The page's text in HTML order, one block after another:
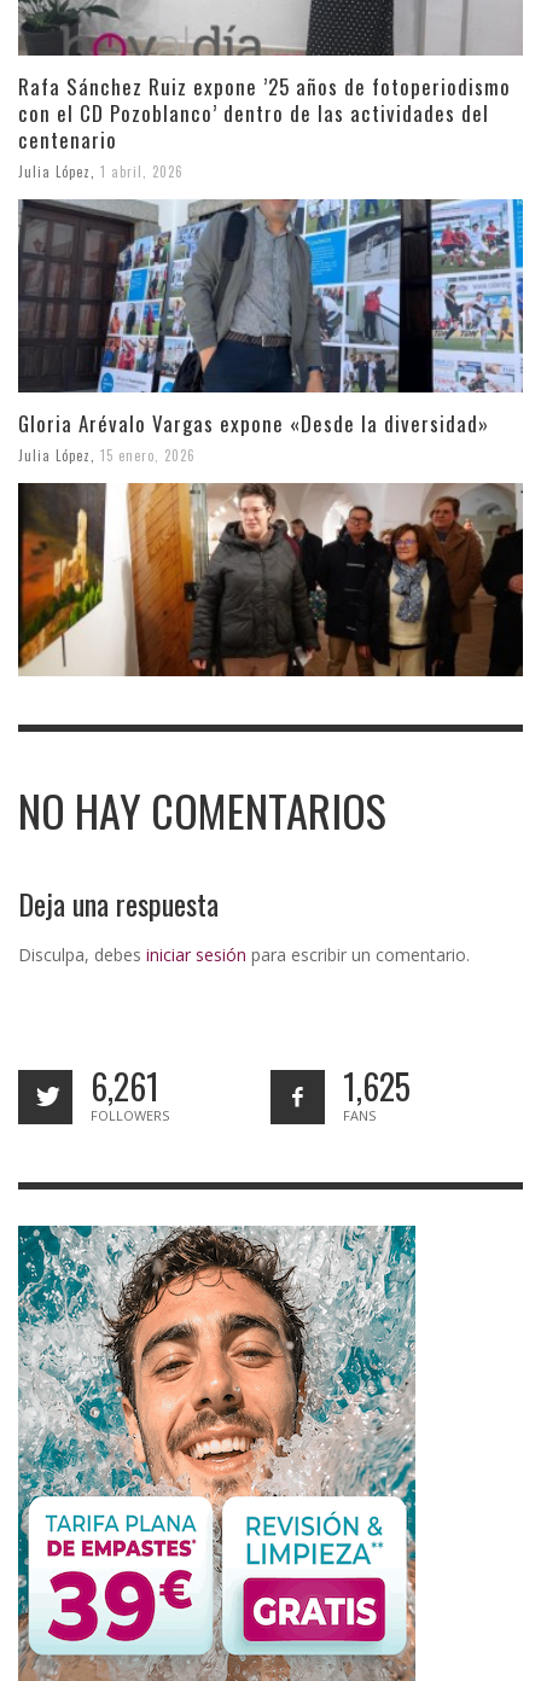
Rafa Sánchez Ruiz expone ’25 años de fotoperiodismo
con el CD Pozoblanco’ dentro de las actividades del
centenario
Julia López, 1 abril, 2026
Gloria Arévalo Vargas expone «Desde la diversidad»
Julia López 15 enero, 2026
NO HAY COMENTARIOS
Deja una respuesta
Disculpa, debes iniciar sesión para escribir un comentario.
6,261
FOLLOWERS
1,625
FANS